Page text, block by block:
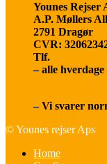
Younes Rejser
A.P. Møllers
2791 Dragør
CVR:
Tlf.
– alle
– Vi svarer
© Younes rejser Aps
Home